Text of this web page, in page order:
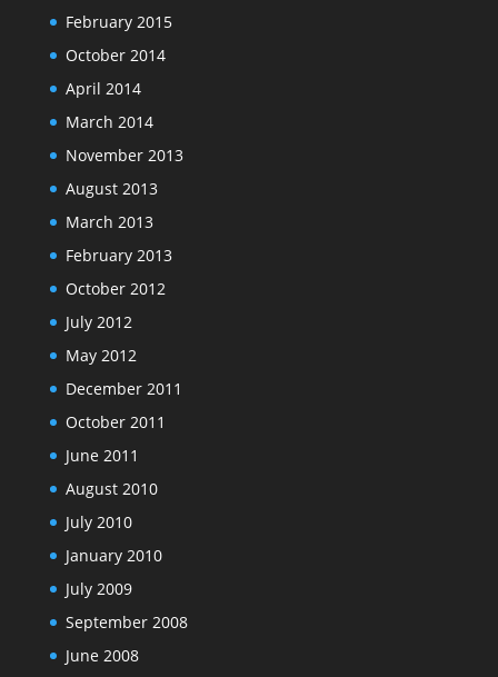
February 2015
October 2014
April 2014
March 2014
November 2013
August 2013
March 2013
February 2013
October 2012
July 2012
May 2012
December 2011
October 2011
June 2011
August 2010
July 2010
January 2010
July 2009
September 2008
June 2008